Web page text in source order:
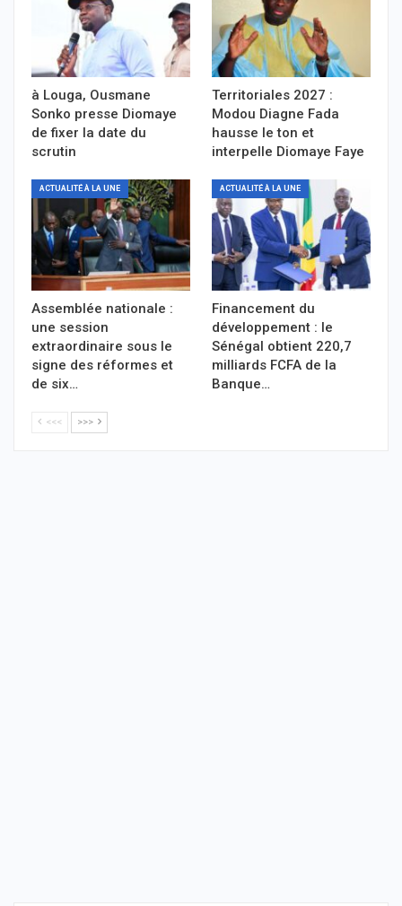
à Louga, Ousmane
Sonko presse Diomaye
de fixer la date du
scrutin
Territoriales 2027 :
Modou Diagne Fada
hausse le ton et
interpelle Diomaye Faye
ACTUALITÉ À LA UNE
Assemblée nationale :
une session
extraordinaire sous le
signe des réformes et
de six…
ACTUALITÉ À LA UNE
Financement du
développement : le
Sénégal obtient 220,7
milliards FCFA de la
Banque…
<<< >>>